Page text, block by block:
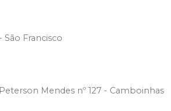
São Francisco
Mendes nº 127 - Camboinhas